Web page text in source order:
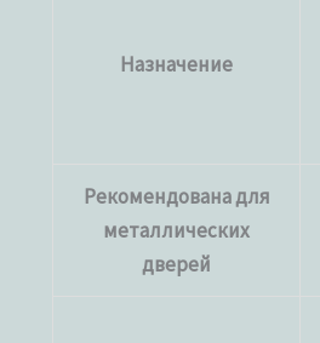
Назначение
Рекомендована для
металлических
дверей